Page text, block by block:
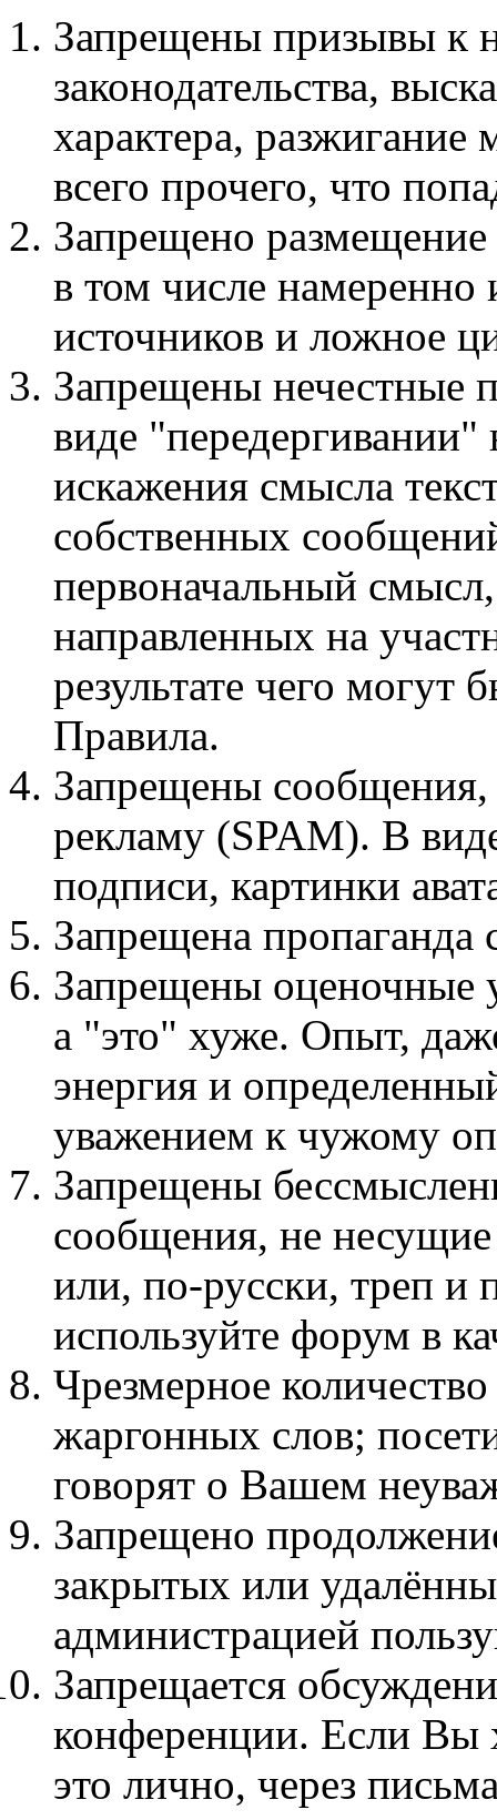
Запрещены призывы к
законодательства,
характера,
всего прочего, что
Запрещено
в том числе намеренно
источников и ложное
Запрещены нечестные
виде "передергивании"
искажения смысла
собственных
первоначальный
направленных на
результате чего
Правила.
Запрещены
рекламу (SPAM). В
подписи, картинки
Запрещена
Запрещены оценочные
а "это" хуже. Опыт,
энергия и
уважением к чужому
Запрещены
сообщения, не
или, по-русски, треп
используйте форум в
Чpезмеpное
жаргонных слов;
говорят о Вашем
Запрещено
закрытых или
администрацией
Запрещается
конференции. Если Вы
это лично, через